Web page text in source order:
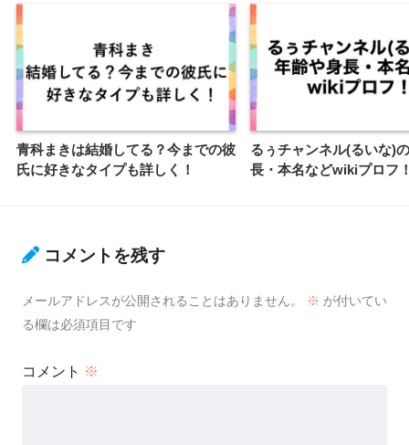
青科まきは結婚してる？今までの彼
氏に好きなタイプも詳しく！
るぅチャンネル(るいな)
長・本名などwikiプロフ
コメントを残す
メールアドレスが公開されることはありません。 ※ が付いてい
る欄は必須項目です
コメント ※